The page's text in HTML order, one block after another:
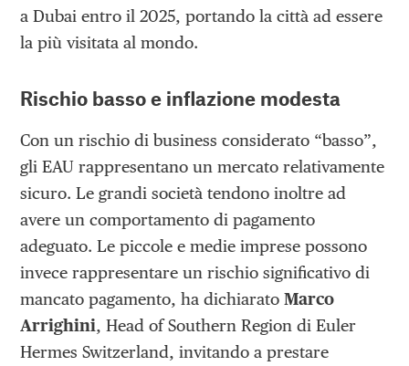
a Dubai entro il 2025, portando la città ad essere
la più visitata al mondo.
Rischio basso e inflazione modesta
Con un rischio di business considerato “basso”,
gli EAU rappresentano un mercato relativamente
sicuro. Le grandi società tendono inoltre ad
avere un comportamento di pagamento
adeguato. Le piccole e medie imprese possono
invece rappresentare un rischio significativo di
mancato pagamento, ha dichiaratoMarco
Arrighini, Head of Southern Region di Euler
Hermes Switzerland, invitando a prestare